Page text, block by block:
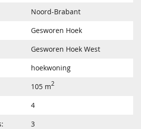
Noord-Brabant
Gesworen Hoek
Gesworen Hoek West
hoekwoning
105 m2
4
3